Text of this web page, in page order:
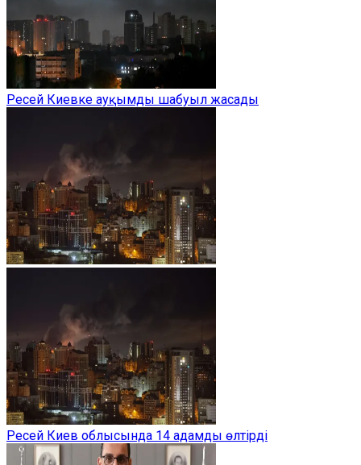
Ресей Киевке ауқымды шабуыл жасады
Ресей Киев облысында 14 адамды өлтірді